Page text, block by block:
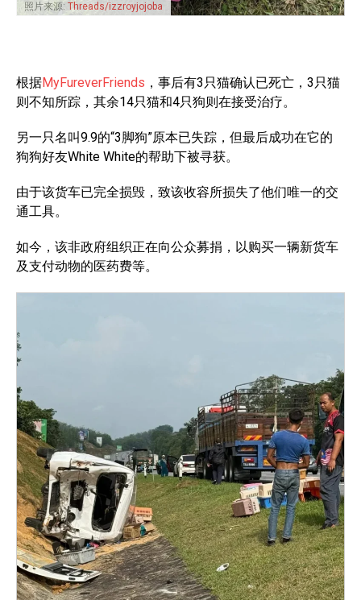
照片来源: Threads/izzroyjojoba
根据MyFureverFriends ，事后有3只猫确认已死亡，3只猫
则不知所踪，其余14只猫和4只狗则在接受治疗。
另一只名叫9.9的“3脚狗”原本已失踪，但最后成功在它的
狗狗好友White White的帮助下被寻获。
由于该货车已完全损毁，致该收容所损失了他们唯一的交
通工具。
如今，该非政府组织正在向公众募捐，以购买一辆新货车
及支付动物的医药费等。